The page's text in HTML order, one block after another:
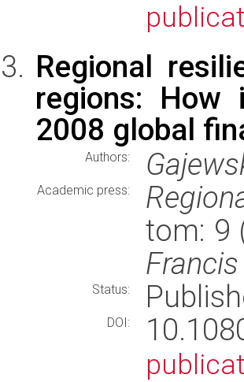
Regional
regions:
2008 global
Authors:
Academic press:
tom: 9
Francis
Status:
DOI: